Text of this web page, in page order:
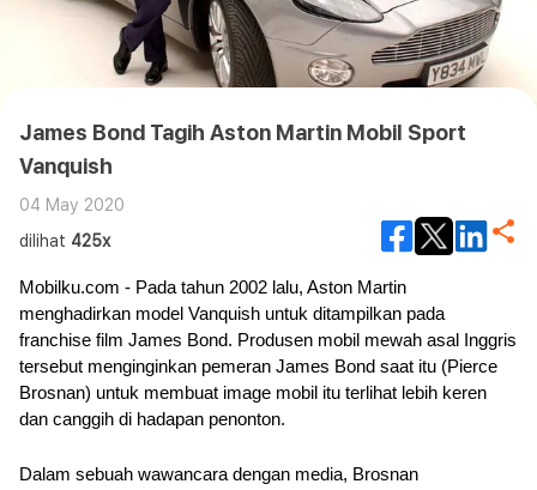
James Bond Tagih Aston Martin Mobil Sport
Vanquish
04 May 2020
dilihat 425x
Mobilku.com - Pada tahun 2002 lalu, Aston Martin
menghadirkan model Vanquish untuk ditampilkan pada
franchise film James Bond. Produsen mobil mewah asal Inggris
tersebut menginginkan pemeran James Bond saat itu (Pierce
Brosnan) untuk membuat image mobil itu terlihat lebih keren
dan canggih di hadapan penonton.
Dalam sebuah wawancara dengan media, Brosnan